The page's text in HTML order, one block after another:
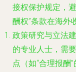
接权保护规定，
酬权”条款在海外
政策研究与立法
的专业人士，需
点（如“合理报酬